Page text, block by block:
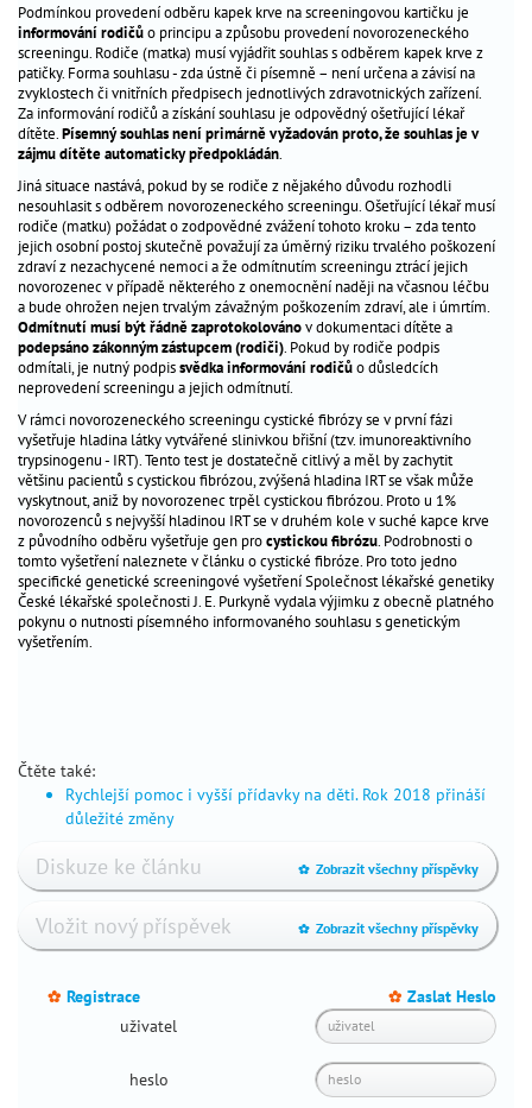
_ těhotenství
_ péče
dítě
_ antikoncepce
_ gynekologická
prevence
Nejčtenější
dotazy
odborníkům
aktuality
hitparáda
jmen
problémy
s
otěhotněním
výpočet
termínů
výživa
a
těhotenství
náhradní
mateřství
životní
sex
vztahy
Podmínkou provedení odběru kapek krve na screeningovou kartičku je
informování rodičůo principu a způsobu provedení novorozeneckého
screeningu. Rodiče (matka) musí vyjádřit souhlas s odběrem kapek krve z
patičky. Forma souhlasu - zda ústně či písemně – není určena a závisí na
zvyklostech či vnitřních předpisech jednotlivých zdravotnických zařízení.
Za informování rodičů a získání souhlasu je odpovědný ošetřující lékař
dítěte. Písemný souhlas není primárně vyžadován proto, že souhlas je v
zájmu dítěte automaticky předpokládán
Jiná situace nastává, pokud by se rodiče z nějakého důvodu rozhodli
nesouhlasit s odběrem novorozeneckého screeningu. Ošetřující lékař musí
rodiče (matku) požádat o zodpovědné zvážení tohoto kroku – zda tento
jejich osobní postoj skutečně považují za úměrný riziku trvalého poškození
zdraví z nezachycené nemoci a že odmítnutím screeningu ztrácí jejich
novorozenec v případě některého z onemocnění naději na včasnou léčbu
a bude ohrožen nejen trvalým závažným poškozením zdraví, ale i úmrtím.
Odmítnutí musí být řádnězaprotokolovánov dokumentaci dítěte a
podepsáno zákonným zástupcem (rodiči) . Pokud by rodiče podpis
odmítali, je nutný podpissvědka informování rodičůo důsledcích
neprovedení screeningu a jejich odmítnutí.
V rámci novorozeneckého screeningu cystické fibrózy se v první fázi
vyšetřuje hladina látky vytvářené slinivkou břišní (tzv. imunoreaktivního
trypsinogenu - IRT). Tento test je dostatečně citlivý a měl by zachytit
většinu pacientů s cystickou fibrózou, zvýšená hladina IRT se však může
vyskytnout, aniž by novorozenec trpěl cystickou fibrózou. Proto u 1%
novorozenců s nejvyšší hladinou IRT se v druhém kole v suché kapce krve
z původního odběru vyšetřuje gen procystickou fibrózu . Podrobnosti o
tomto vyšetření naleznete v článku o cystické fibróze. Pro toto jedno
specifické genetické screeningové vyšetření Společnost lékařské genetiky
České lékařské společnosti J. E. Purkyně vydala výjimku z obecně platného
pokynu o nutnosti písemného informovaného souhlasu s genetickým
vyšetřením.
Čtěte také:
Rychlejší pomoc i vyšší přídavky na děti. Rok 2018 přináší
důležité změny
Diskuze ke článku _ Zobrazit všechny příspěvky
Vložit nový příspěvek _ Zobrazit všechny příspěvky
_ Registrace _ Zaslat Heslo
uživatel
heslo